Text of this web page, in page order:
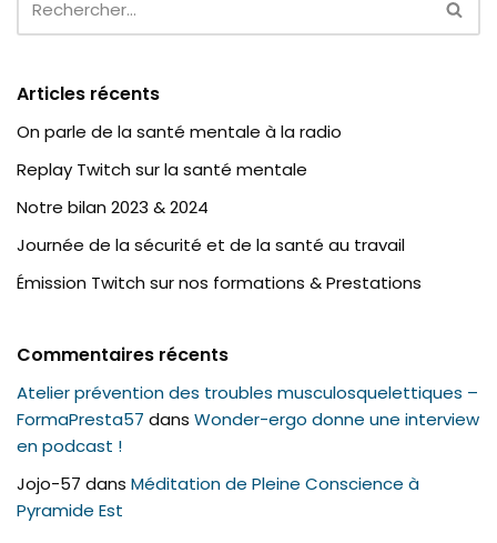
Articles récents
On parle de la santé mentale à la radio
Replay Twitch sur la santé mentale
Notre bilan 2023 & 2024
Journée de la sécurité et de la santé au travail
Émission Twitch sur nos formations & Prestations
Commentaires récents
Atelier prévention des troubles musculosquelettiques –
FormaPresta57 dans Wonder-ergo donne une interview
en podcast !
Jojo-57 dans Méditation de Pleine Conscience à
Pyramide Est